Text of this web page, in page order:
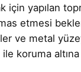
için yapılan
etmesi
ve metal
koruma altına